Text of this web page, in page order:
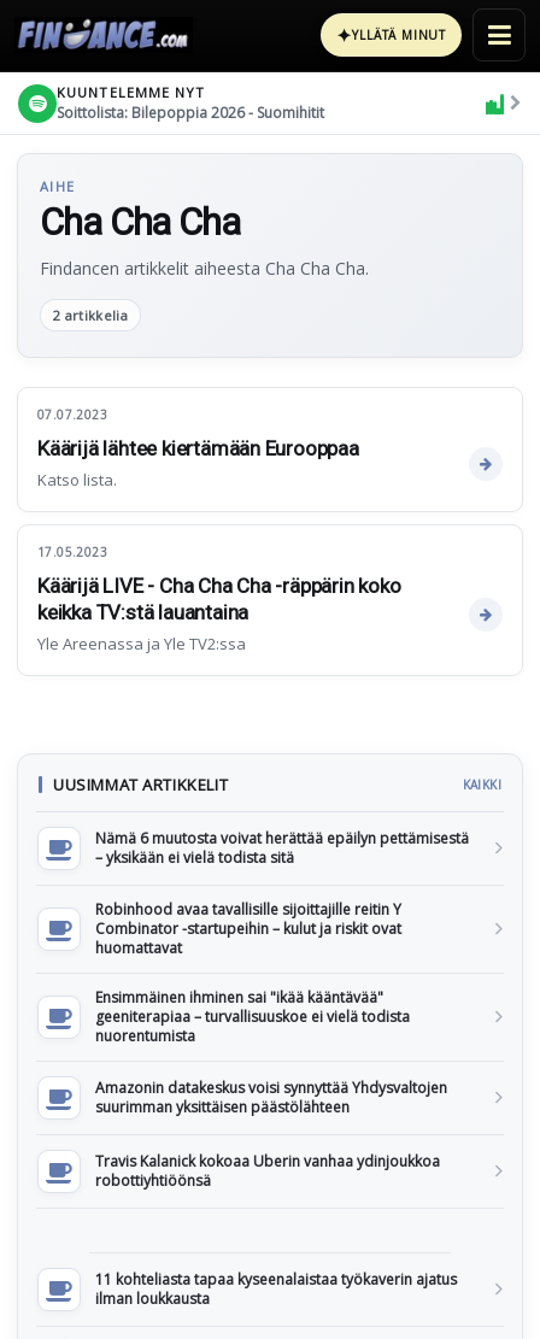
✦YLLÄTÄ MINUT
KUUNTELEMME NYT
Soittolista: Bilepoppia 2026 - Suomihitit
AIHE
Cha Cha Cha
Findancen artikkelit aiheesta Cha Cha Cha.
2 artikkelia
07.07.2023
Käärijä lähtee kiertämään Eurooppaa
Katso lista.
17.05.2023
Käärijä LIVE - Cha Cha Cha -räppärin koko
keikka TV:stä lauantaina
Yle Areenassa ja Yle TV2:ssa
UUSIMMAT ARTIKKELIT KAIKKI
Nämä 6 muutosta voivat herättää epäilyn pettämisestä
– yksikään ei vielä todista sitä
Robinhood avaa tavallisille sijoittajille reitin Y
Combinator -startupeihin – kulut ja riskit ovat
huomattavat
Ensimmäinen ihminen sai "ikää kääntävää"
geeniterapiaa – turvallisuuskoe ei vielä todista
nuorentumista
Amazonin datakeskus voisi synnyttää Yhdysvaltojen
suurimman yksittäisen päästölähteen
Travis Kalanick kokoaa Uberin vanhaa ydinjoukkoa
robottiyhtiöönsä
11 kohteliasta tapaa kyseenalaistaa työkaverin ajatus
ilman loukkausta